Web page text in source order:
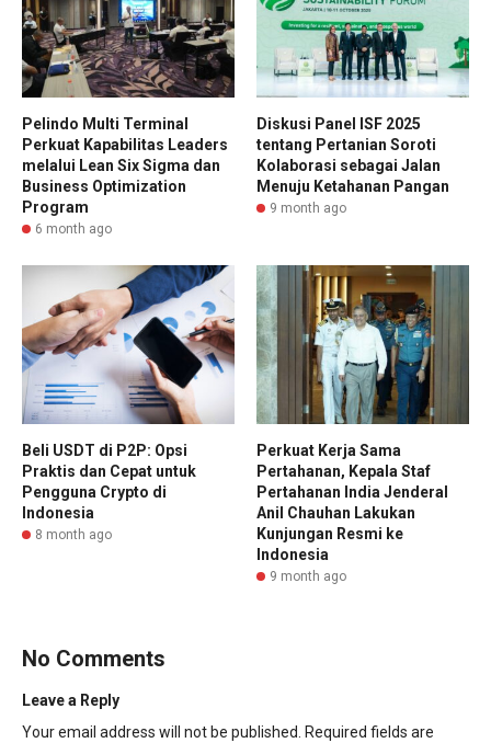
Pelindo Multi Terminal
Perkuat Kapabilitas Leaders
melalui Lean Six Sigma dan
Business Optimization
Program
6 month ago
Diskusi Panel ISF 2025
tentang Pertanian Soroti
Kolaborasi sebagai Jalan
Menuju Ketahanan Pangan
9 month ago
Beli USDT di P2P: Opsi
Praktis dan Cepat untuk
Pengguna Crypto di
Indonesia
8 month ago
Perkuat Kerja Sama
Pertahanan, Kepala Staf
Pertahanan India Jenderal
Anil Chauhan Lakukan
Kunjungan Resmi ke
Indonesia
9 month ago
No Comments
Leave a Reply
Your email address will not be published. Required fields are